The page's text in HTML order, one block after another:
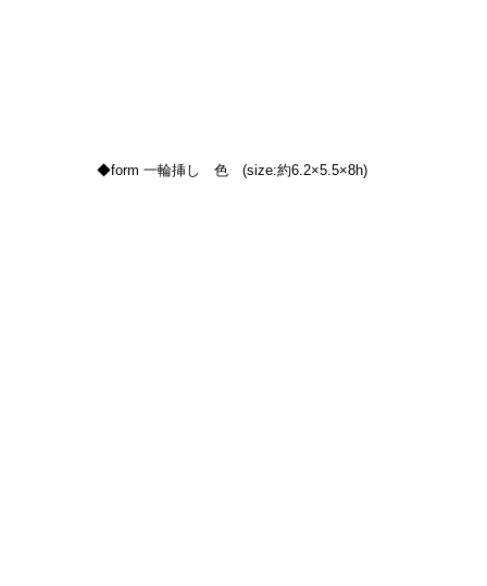
◆form 一輪挿し　色　(size:約6.2×5.5×8h)